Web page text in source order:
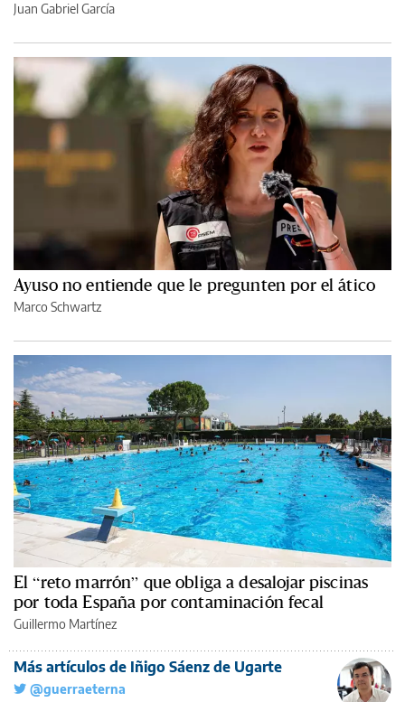
Juan Gabriel García
Ayuso no entiende que le pregunten por el ático
Marco Schwartz
El “reto marrón” que obliga a desalojar piscinas
por toda España por contaminación fecal
Guillermo Martínez
Más artículos de Iñigo Sáenz de Ugarte
@guerraeterna